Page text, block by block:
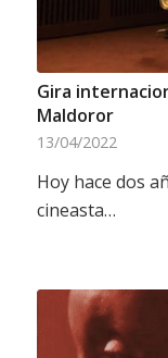
Gira
Maldoror
13/04/2022
Hoy hace dos
cineasta…